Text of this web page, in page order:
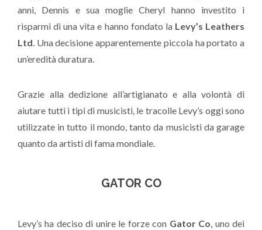
anni, Dennis e sua moglie Cheryl hanno investito i
risparmi di una vita e hanno fondato la Levy’s Leathers
Ltd. Una decisione apparentemente piccola ha portato a
un’eredità duratura.
Grazie alla dedizione all’artigianato e alla volontà di
aiutare tutti i tipi di musicisti, le tracolle Levy’s oggi sono
utilizzate in tutto il mondo, tanto da musicisti da garage
quanto da artisti di fama mondiale.
GATOR CO
Levy’s ha deciso di unire le forze con Gator Co, uno dei